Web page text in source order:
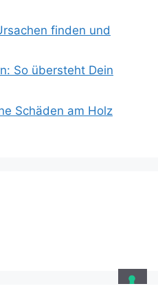
finden und
So übersteht Dein
Schäden am Holz